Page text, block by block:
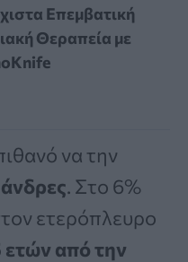
Επεμβατική
Θεραπεία με
να την
άνδρες. Στο 6%
ετερόπλευρο
ετών από την